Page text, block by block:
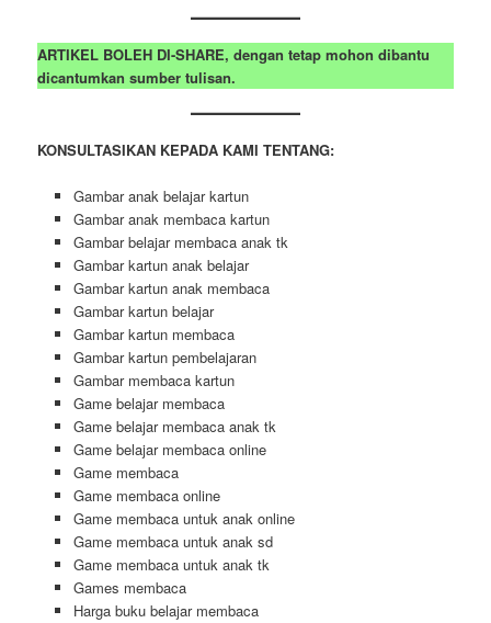
ARTIKEL BOLEH DI-SHARE, dengan tetap mohon dibantu
dicantumkan sumber tulisan.
KONSULTASIKAN KEPADA KAMI TENTANG:
Gambar anak belajar kartun
Gambar anak membaca kartun
Gambar belajar membaca anak tk
Gambar kartun anak belajar
Gambar kartun anak membaca
Gambar kartun belajar
Gambar kartun membaca
Gambar kartun pembelajaran
Gambar membaca kartun
Game belajar membaca
Game belajar membaca anak tk
Game belajar membaca online
Game membaca
Game membaca online
Game membaca untuk anak online
Game membaca untuk anak sd
Game membaca untuk anak tk
Games membaca
Harga buku belajar membaca